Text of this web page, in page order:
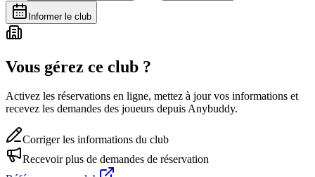
Informer le club
Vous gérez ce club ?
Activez les réservations en ligne, mettez à jour vos informations et
recevez les demandes des joueurs depuis Anybuddy.
Corriger les informations du club
Recevoir plus de demandes de réservation